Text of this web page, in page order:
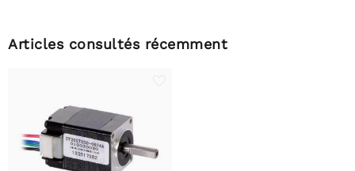
Articles consultés récemment